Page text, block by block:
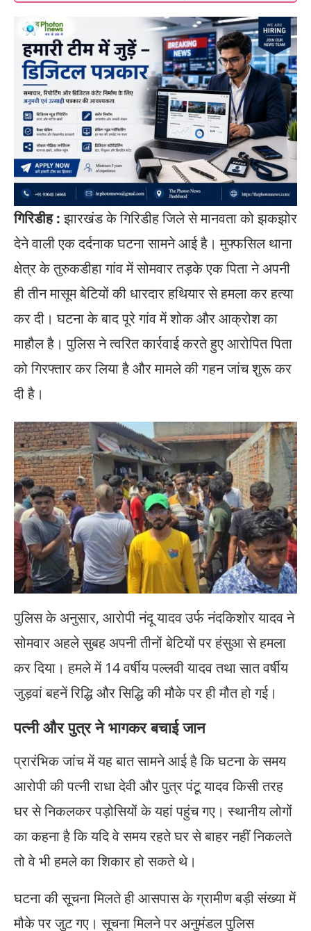
गिरिडीह :झारखंड के गिरिडीह जिले से मानवता को झकझोर
देने वाली एक दर्दनाक घटना सामने आई है। मुफ्फसिल थाना
क्षेत्र के तुरुकडीहा गांव में सोमवार तड़के एक पिता ने अपनी
ही तीन मासूम बेटियों की धारदार हथियार से हमला कर हत्या
कर दी। घटना के बाद पूरे गांव में शोक और आक्रोश का
माहौल है। पुलिस ने त्वरित कार्रवाई करते हुए आरोपित पिता
को गिरफ्तार कर लिया है और मामले की गहन जांच शुरू कर
दी है।
पुलिस के अनुसार, आरोपी नंदू यादव उर्फ नंदकिशोर यादव ने
सोमवार अहले सुबह अपनी तीनों बेटियों पर हंसुआ से हमला
कर दिया। हमले में 14 वर्षीय पल्लवी यादव तथा सात वर्षीय
जुड़वां बहनें रिद्धि और सिद्धि की मौके पर ही मौत हो गई।
पत्नी और पुत्र ने भागकर बचाई जान
प्रारंभिक जांच में यह बात सामने आई है कि घटना के समय
आरोपी की पत्नी राधा देवी और पुत्र पंटू यादव किसी तरह
घर से निकलकर पड़ोसियों के यहां पहुंच गए। स्थानीय लोगों
का कहना है कि यदि वे समय रहते घर से बाहर नहीं निकलते
तो वे भी हमले का शिकार हो सकते थे।
घटना की सूचना मिलते ही आसपास के ग्रामीण बड़ी संख्या में
मौके पर जुट गए। सूचना मिलने पर अनुमंडल पुलिस